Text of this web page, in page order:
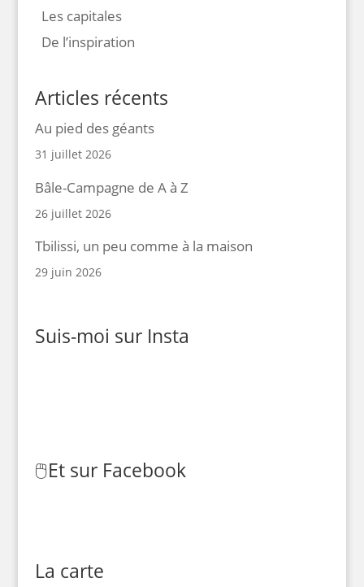
Les capitales
De l’inspiration
Articles récents
Au pied des géants
31 juillet 2026
Bâle-Campagne de A à Z
26 juillet 2026
Tbilissi, un peu comme à la maison
29 juin 2026
Suis-moi sur Insta
🖱️Et sur Facebook
La carte